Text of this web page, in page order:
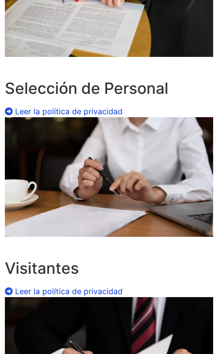
Selección de Personal
Leer la política de privacidad
Visitantes
Leer la política de privacidad